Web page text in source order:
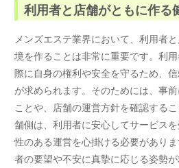
利用者と店舗がともに作る
メンズエステ業界において、利用者
境を作ることは非常に重要です。利
際に自身の権利や安全を守るため、
が求められます。そのためには、事
ことや、店舗の運営方針を確認する
舗側は、利用者に安心してサービス
性のある運営を心掛ける必要があり
者の要望や不安に真摯に応じる姿勢